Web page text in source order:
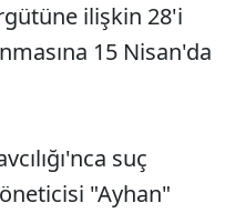
ilişkin 28'i
15 Nisan'da
suç
"Ayhan"